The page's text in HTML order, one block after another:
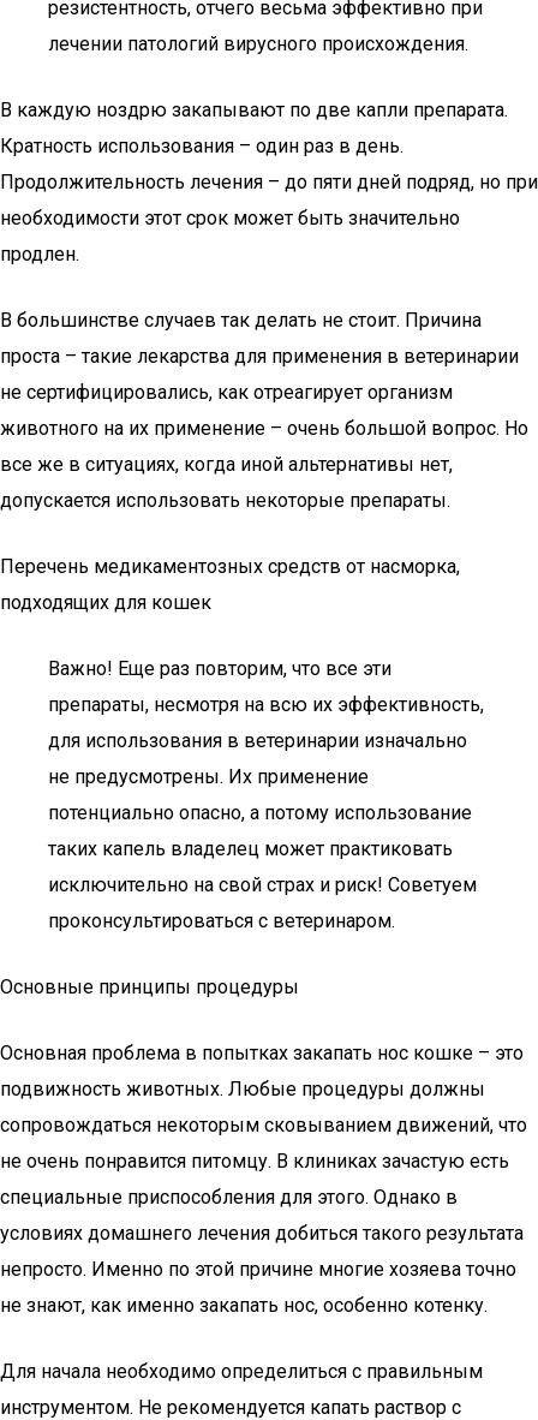
резистентность, отчего весьма эффективно при
лечении патологий вирусного происхождения.
В каждую ноздрю закапывают по две капли препарата.
Кратность использования – один раз в день.
Продолжительность лечения – до пяти дней подряд, но при
необходимости этот срок может быть значительно
продлен.
В большинстве случаев так делать не стоит. Причина
проста – такие лекарства для применения в ветеринарии
не сертифицировались, как отреагирует организм
животного на их применение – очень большой вопрос. Но
все же в ситуациях, когда иной альтернативы нет,
допускается использовать некоторые препараты.
Перечень медикаментозных средств от насморка,
подходящих для кошек
Важно! Еще раз повторим, что все эти
препараты, несмотря на всю их эффективность,
для использования в ветеринарии изначально
не предусмотрены. Их применение
потенциально опасно, а потому использование
таких капель владелец может практиковать
исключительно на свой страх и риск! Советуем
проконсультироваться с ветеринаром.
Основные принципы процедуры
Основная проблема в попытках закапать нос кошке – это
подвижность животных. Любые процедуры должны
сопровождаться некоторым сковыванием движений, что
не очень понравится питомцу. В клиниках зачастую есть
специальные приспособления для этого. Однако в
условиях домашнего лечения добиться такого результата
непросто. Именно по этой причине многие хозяева точно
не знают, как именно закапать нос, особенно котенку.
Для начала необходимо определиться с правильным
инструментом. Не рекомендуется капать раствор с